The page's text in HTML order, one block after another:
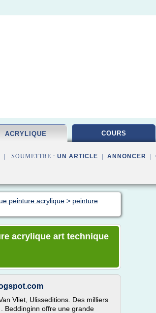
ACRYLIQUE COURS
| SOUMETTRE : UN ARTICLE ANNONCER
peinture acrylique > peinture
acrylique art technique
Vliet, Ulisseditions. Des milliers
Beddinginn offre une grande